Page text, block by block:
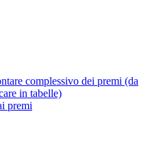
complessivo dei premi (da
in tabelle)
premi